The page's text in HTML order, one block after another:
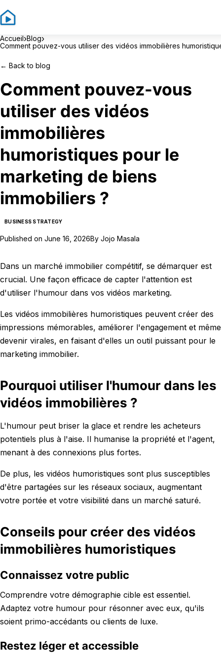
Accueil›Blog›
Comment pouvez-vous utiliser des vidéos immobilières
← Back to blog
Comment pouvez-vous
utiliser des vidéos
immobilières
humoristiques pour le
marketing de biens
immobiliers ?
BUSINESS STRATEGY
Published on June 16, 2026By Jojo Masala
Dans un marché immobilier compétitif, se démarquer est
crucial. Une façon efficace de capter l'attention est
d'utiliser l'humour dans vos vidéos marketing.
Les vidéos immobilières humoristiques peuvent créer des
impressions mémorables, améliorer l'engagement et même
devenir virales, en faisant d'elles un outil puissant pour le
marketing immobilier.
Pourquoi utiliser l'humour dans les
vidéos immobilières ?
L'humour peut briser la glace et rendre les acheteurs
potentiels plus à l'aise. Il humanise la propriété et l'agent,
menant à des connexions plus fortes.
De plus, les vidéos humoristiques sont plus susceptibles
d'être partagées sur les réseaux sociaux, augmentant
votre portée et votre visibilité dans un marché saturé.
Conseils pour créer des vidéos
immobilières humoristiques
Connaissez votre public
Comprendre votre démographie cible est essentiel.
Adaptez votre humour pour résonner avec eux, qu'ils
soient primo-accédants ou clients de luxe.
Restez léger et accessible